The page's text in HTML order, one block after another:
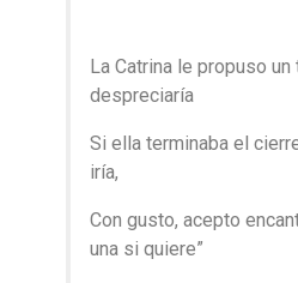
La Catrina le propuso
despreciaría
Si ella terminaba el
iría,
Con gusto, acepto
una si quiere”